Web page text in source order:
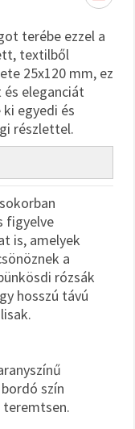
terébe ezzel a
textilből
25x120 mm, ez
eleganciát
egyedi és
részlettel.
figyelve
is, amelyek
a
rózsák
hosszú távú
szín
teremtsen.